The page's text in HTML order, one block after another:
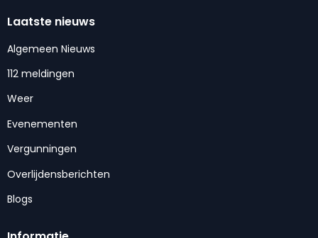
Laatste nieuws
Algemeen Nieuws
112 meldingen
Weer
Evenementen
Vergunningen
Overlijdensberichten
Blogs